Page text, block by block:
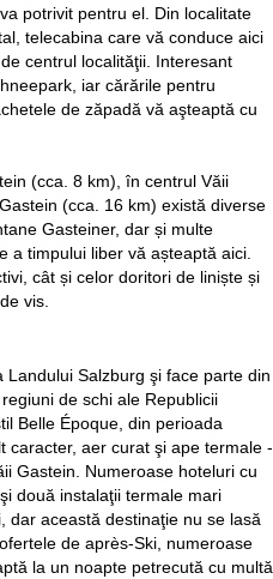
potrivit pentru el. Din localitate
telecabina care vă conduce aici
centrul localităţii. Interesant
iar cărările pentru
de zăpadă vă aşteaptă cu
(cca. 8 km), în centrul Văii
(cca. 16 km) există diverse
Gasteiner, dar și multe
a timpului liber vă așteaptă aici.
cât și celor doritori de liniște și
vis.
Salzburg şi face parte din
de schi ale Republicii
Belle Époque, din perioada
caracter, aer curat şi ape termale -
Gastein. Numeroase hoteluri cu
două instalaţii termale mari
dar această destinaţie nu se lasă
de après-Ski, numeroase
la un noapte petrecută cu multă